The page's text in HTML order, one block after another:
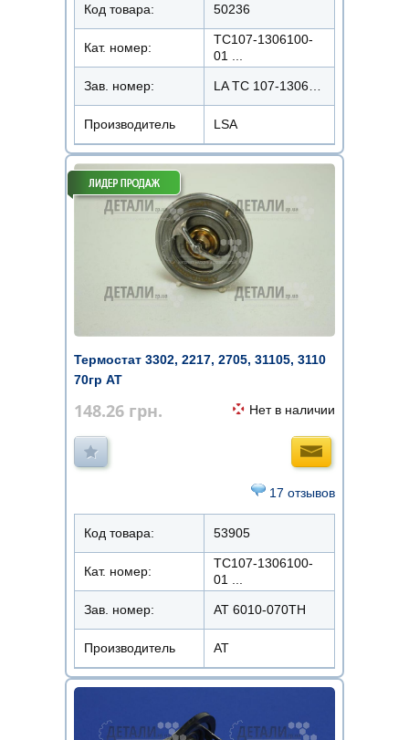
Код товара: 50236
Кат. номер:
ТС107-1306100-
01 ...
Зав. номер:
Производитель LSA
Термостат 3302, 2217, 2705, 31105, 3110
70гр АТ
148.26 грн. Нет в наличии
17 отзывов
Код товара: 53905
Кат. номер:
ТС107-1306100-
01 ...
Зав. номер: AT 6010-070TH
Производитель АТ